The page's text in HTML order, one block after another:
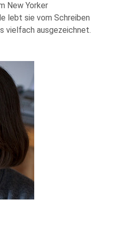
New Yorker
lebt sie vom Schreiben
vielfach ausgezeichnet.